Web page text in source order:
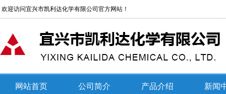
欢迎访问宜兴市凯利达化学有限公司官方网站！
网站首页 公司简介 产品介绍 新闻